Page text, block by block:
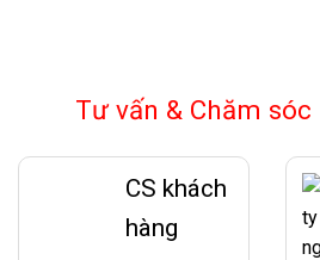
Tư vấn & Chăm
CS khách
hàng